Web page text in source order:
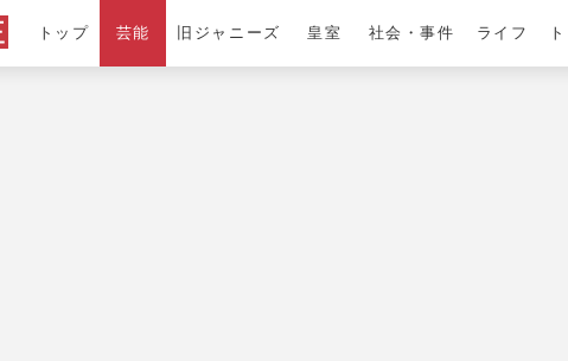
トップ 芸能 旧ジャニーズ 皇室 社会・事件 ライフ